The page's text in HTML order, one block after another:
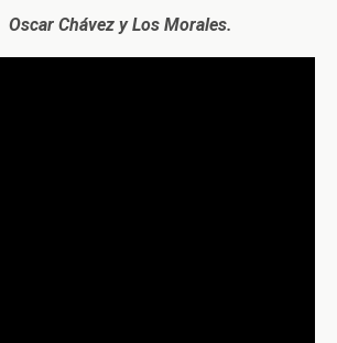
Chávez y Los Morales.